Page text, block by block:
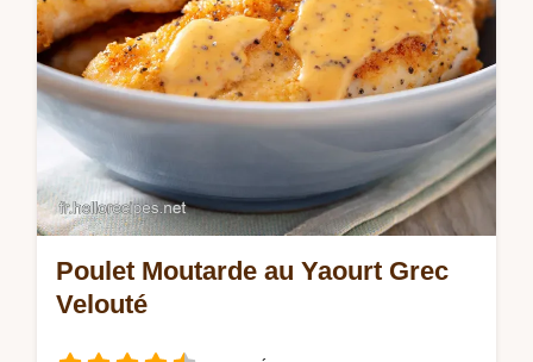
Poulet Moutarde au Yaourt Grec
Velouté